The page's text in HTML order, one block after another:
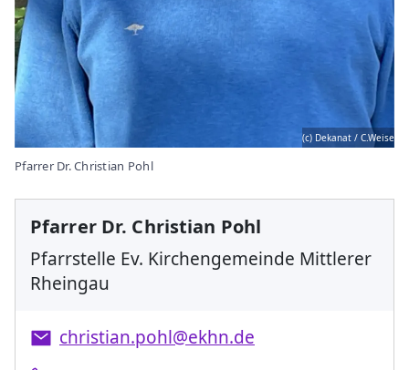
(c) Dekanat / C.Weise
Pfarrer Dr. Christian Pohl
Pfarrer Dr. Christian Pohl
Pfarrstelle Ev. Kirchengemeinde Mittlerer
Rheingau
christian.pohl@ekhn.de